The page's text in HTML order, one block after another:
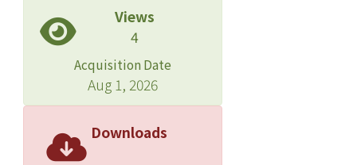
Views
4
Acquisition Date
Aug 1, 2026
Downloads